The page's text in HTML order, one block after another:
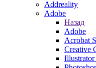
Addreality
Adobe
Назад
Adobe
Acrobat
Creative